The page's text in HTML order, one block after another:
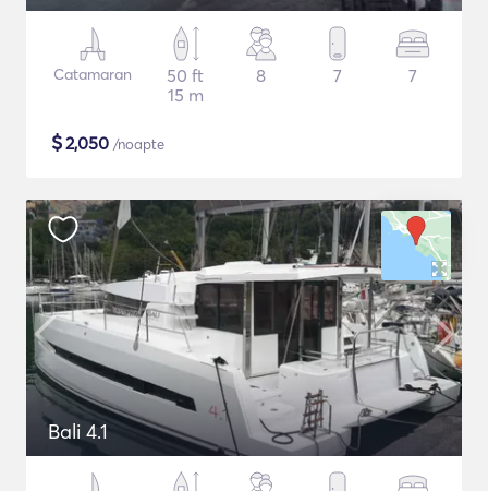
Catamaran
50 ft
15 m
8 7 7
$2,050 /noapte
Bali 4.1